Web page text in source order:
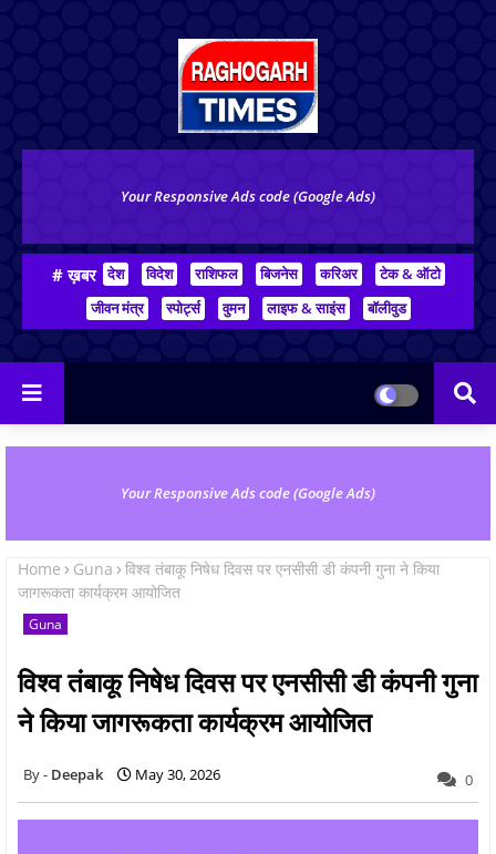
Your Responsive Ads code (Google Ads)
# ख़बर देश विदेश राशिफल बिजनेस करिअर
टेक & ऑटो
जीवन मंत्र
स्पोर्ट्स वुमन लाइफ & साइंस बॉलीवुड
Your Responsive Ads code (Google Ads)
Home Guna
विश्व तंबाकू निषेध दिवस पर एनसीसी डी कंपनी गुना ने किया
जागरूकता कार्यक्रम आयोजित
Guna
विश्व तंबाकू निषेध दिवस पर एनसीसी डी कंपनी गुना
ने किया जागरूकता कार्यक्रम आयोजित
Deepak May 30, 2026 0